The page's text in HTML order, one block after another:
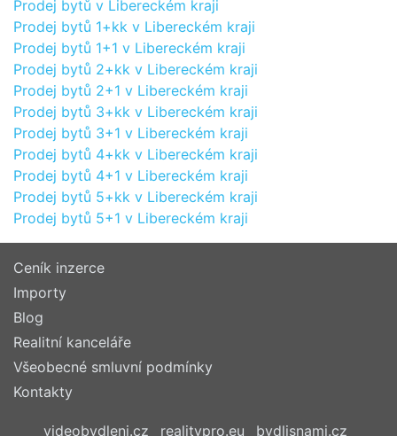
Prodej bytů v Libereckém kraji
Prodej bytů 1+kk v Libereckém kraji
Prodej bytů 1+1 v Libereckém kraji
Prodej bytů 2+kk v Libereckém kraji
Prodej bytů 2+1 v Libereckém kraji
Prodej bytů 3+kk v Libereckém kraji
Prodej bytů 3+1 v Libereckém kraji
Prodej bytů 4+kk v Libereckém kraji
Prodej bytů 4+1 v Libereckém kraji
Prodej bytů 5+kk v Libereckém kraji
Prodej bytů 5+1 v Libereckém kraji
Ceník inzerce
Importy
Blog
Realitní kanceláře
Všeobecné smluvní podmínky
Kontakty
videobydleni.cz realitypro.eu bydlisnami.cz